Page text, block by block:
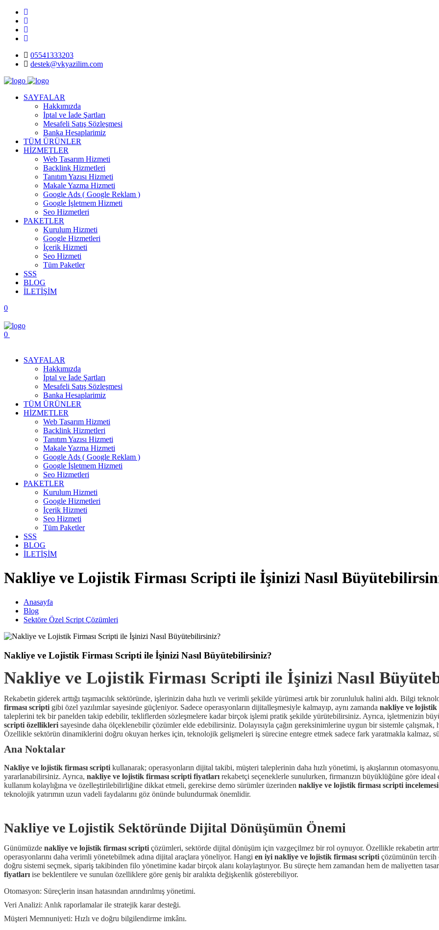
05541333203
destek@vkyazilim.com
SAYFALAR
Hakkımızda
İptal ve İade Şartları
Mesafeli Satış Sözleşmesi
Banka Hesaplarimiz
TÜM ÜRÜNLER
HİZMETLER
Web Tasarım Hizmeti
Backlink Hizmetleri
Tanıtım Yazısı Hizmeti
Makale Yazma Hizmeti
Google Ads ( Google Reklam )
Google İşletmem Hizmeti
Seo Hizmetleri
PAKETLER
Kurulum Hizmeti
Google Hizmetleri
İçerik Hizmeti
Seo Hizmeti
Tüm Paketler
SSS
BLOG
İLETİŞİM
0
0
SAYFALAR
Hakkımızda
İptal ve İade Şartları
Mesafeli Satış Sözleşmesi
Banka Hesaplarimiz
TÜM ÜRÜNLER
HİZMETLER
Web Tasarım Hizmeti
Backlink Hizmetleri
Tanıtım Yazısı Hizmeti
Makale Yazma Hizmeti
Google Ads ( Google Reklam )
Google İşletmem Hizmeti
Seo Hizmetleri
PAKETLER
Kurulum Hizmeti
Google Hizmetleri
İçerik Hizmeti
Seo Hizmeti
Tüm Paketler
SSS
BLOG
İLETİŞİM
Nakliye ve Lojistik Firması Scripti ile İşinizi Nasıl
Anasayfa
Blog
Sektöre Özel Script Çözümleri
Nakliye ve Lojistik Firması Scripti ile İşinizi Nasıl Büyütebilirsiniz?
Nakliye ve Lojistik Firması Scripti ile İşinizi Nasıl
Rekabetin giderek arttığı taşımacılık sektöründe, işlerinizin daha hızlı ve verimli şekilde yürümesi artık bir zorunluluk halini aldı. Bilgi
firması scripti gibi özel yazılımlar sayesinde güçleniyor. Sadece operasyonların dijitalleşmesiyle kalmayıp, aynı zamanda nakliye ve lojistik
taleplerini tek bir panelden takip edebilir, tekliflerden sözleşmelere kadar birçok işlemi pratik şekilde yürütebilirsiniz. Ayrıca, işletmenizin
scripti özellikleri sayesinde daha ölçeklenebilir çözümler elde edebilirsiniz. Dolayısıyla çağın gereksinimlerine uygun bir sistemle
Özellikle sektörün dinamiklerini doğru okuyan herkes için, teknolojik gelişmeleri iş sürecine entegre etmek sadece fark yaratmakla kalmaz,
Ana Noktalar
Nakliye ve lojistik firması scripti kullanarak; operasyonların dijital takibi, müşteri taleplerinin daha hızlı yönetimi, iş akışlarının
yararlanabilirsiniz. Ayrıca, nakliye ve lojistik firması scripti fiyatları rekabetçi seçeneklerle sunulurken, firmanızın büyüklüğüne göre
kullanım kolaylığına ve özelleştirilebilirliğine dikkat etmeli, gerekirse demo sürümler üzerinden nakliye ve lojistik firması scripti incelemesi
teknolojik yatırımın uzun vadeli faydalarını göz önünde bulundurmak önemlidir.
Nakliye ve Lojistik Sektöründe Dijital Dönüşümün Önemi
Günümüzde nakliye ve lojistik firması scripti çözümleri, sektörde dijital dönüşüm için vazgeçilmez bir rol oynuyor. Özellikle rekabetin
operasyonlarını daha verimli yönetebilmek adına dijital araçlara yöneliyor. Hangi en iyi nakliye ve lojistik firması scripti çözümünün tercih
doğru sistemi seçmek, sipariş takibinden filo yönetimine kadar birçok alanı kolaylaştırıyor. Bu süreçte hem zamandan hem de maliyetten
fiyatları ise beklentilere ve sunulan özelliklere göre geniş bir aralıkta değişkenlik gösterebiliyor.
Otomasyon: Süreçlerin insan hatasından arındırılmış yönetimi.
Veri Analizi: Anlık raporlamalar ile stratejik karar desteği.
Müşteri Memnuniyeti: Hızlı ve doğru bilgilendirme imkânı.